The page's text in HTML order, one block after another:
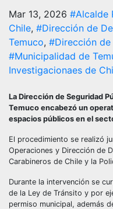
Mar 13, 2026 #Alcalde
Chile, #Dirección de
Temuco, #Dirección de
#Municipalidad de
Investigacionaes de
La Dirección de Seguridad
Temuco encabezó un
espacios públicos en el
El procedimiento se realizó
Operaciones y Dirección de
Carabineros de Chile y la
Durante la intervención se
de la Ley de Tránsito y por
permiso municipal, además